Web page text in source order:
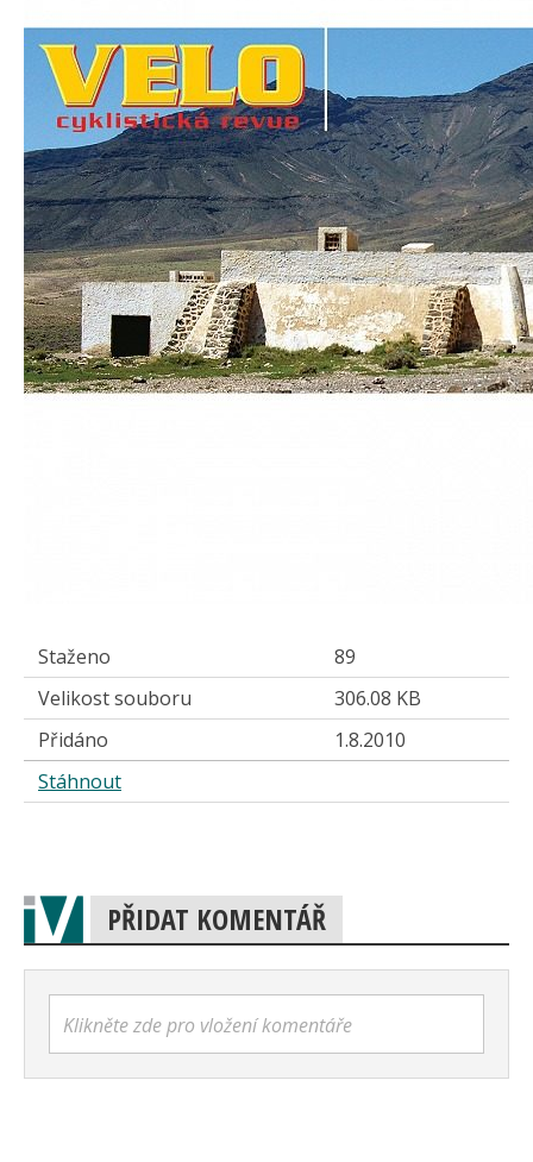
Staženo
89
Velikost souboru
306.08 KB
Přidáno
1.8.2010
Stáhnout
PŘIDAT KOMENTÁŘ
Klikněte zde pro vložení komentáře